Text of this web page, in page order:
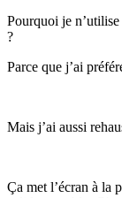
Pourquoi je
?
Parce que j’ai
Mais j’ai aussi
Ça met l’écran à la